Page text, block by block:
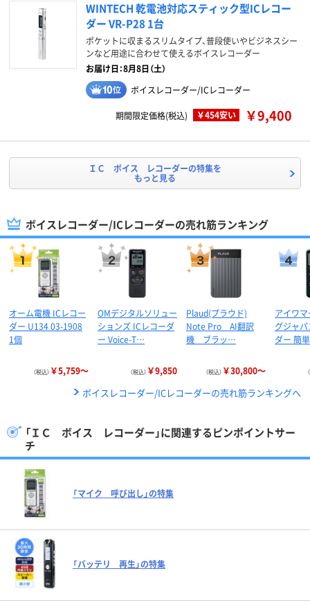
WINTECH 乾電池対応スティック型ICレコー
ダー VR-P28 1台
ポケットに収まるスリムタイプ、普段使いやビジネスシー
ンなど用途に合わせて使えるボイスレコーダー
お届け日：8月8日（土）
ボイスレコーダー/ICレコーダー
期間限定価格(税込) ￥454安い ￥9,400
ＩＣ ボイス レコーダーの特集を
もっと見る
ボイスレコーダー/ICレコーダーの売れ筋ランキング
オーム電機 ICレコー
ダー U134 03-1908
1個
（税込） ￥5,759～
OMデジタルソリュー
ションズ ICレコーダ
ー Voice-T…
（税込） ￥9,850
Plaud(プラウド)
Note Pro AI翻訳
機 ブラッ…
（税込） ￥30,800～
アイワ
グジャ
ダー 簡
ボイスレコーダー/ICレコーダーの売れ筋ランキングへ
「ＩＣ ボイス レコーダー」に関連するピンポイントサー
チ
「マイク 呼び出し」の特集
「バッテリ 再生」の特集